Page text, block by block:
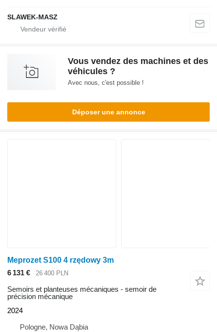
SLAWEK-MASZ
Vous vendez des machines et des
véhicules ?
Avec nous, c'est possible !
Déposer une annonce
Meprozet S100 4 rzędowy 3m
6 131 €
26 400 PLN
Semoirs et planteuses mécaniques - semoir de
précision mécanique
2024
Pologne, Nowa Dąbia